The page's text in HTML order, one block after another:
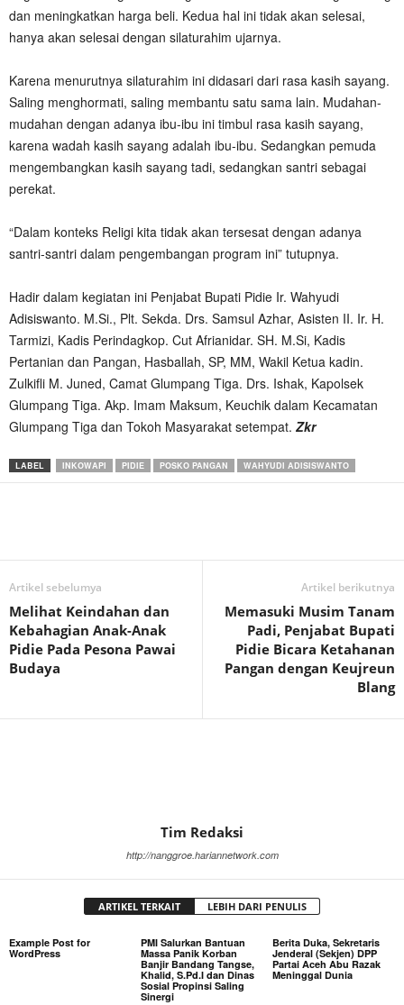
dan meningkatkan harga beli. Kedua hal ini tidak akan selesai,
hanya akan selesai dengan silaturahim ujarnya.
Karena menurutnya silaturahim ini didasari dari rasa kasih sayang.
Saling menghormati, saling membantu satu sama lain. Mudahan-
mudahan dengan adanya ibu-ibu ini timbul rasa kasih sayang,
karena wadah kasih sayang adalah ibu-ibu. Sedangkan pemuda
mengembangkan kasih sayang tadi, sedangkan santri sebagai
perekat.
“Dalam konteks Religi kita tidak akan tersesat dengan adanya
santri-santri dalam pengembangan program ini” tutupnya.
Hadir dalam kegiatan ini Penjabat Bupati Pidie Ir. Wahyudi
Adisiswanto. M.Si., Plt. Sekda. Drs. Samsul Azhar, Asisten II. Ir. H.
Tarmizi, Kadis Perindagkop. Cut Afrianidar. SH. M.Si, Kadis
Pertanian dan Pangan, Hasballah, SP, MM, Wakil Ketua kadin.
Zulkifli M. Juned, Camat Glumpang Tiga. Drs. Ishak, Kapolsek
Glumpang Tiga. Akp. Imam Maksum, Keuchik dalam Kecamatan
Glumpang Tiga dan Tokoh Masyarakat setempat. Zkr
LABEL INKOWAPI PIDIE POSKO PANGAN WAHYUDI ADISISWANTO
Artikel sebelumya
Melihat Keindahan dan
Kebahagian Anak-Anak
Pidie Pada Pesona Pawai
Budaya
Artikel berikutnya
Memasuki Musim Tanam
Padi, Penjabat Bupati
Pidie Bicara Ketahanan
Pangan dengan Keujreun
Blang
Tim Redaksi
http://nanggroe.hariannetwork.com
ARTIKEL TERKAIT LEBIH DARI PENULIS
Example Post for
WordPress
PMI Salurkan Bantuan
Massa Panik Korban
Banjir Bandang Tangse,
Khalid, S.Pd.I dan Dinas
Sosial Propinsi Saling
Sinergi
Berita Duka, Sekretaris
Jenderal (Sekjen) DPP
Partai Aceh Abu Razak
Meninggal Dunia